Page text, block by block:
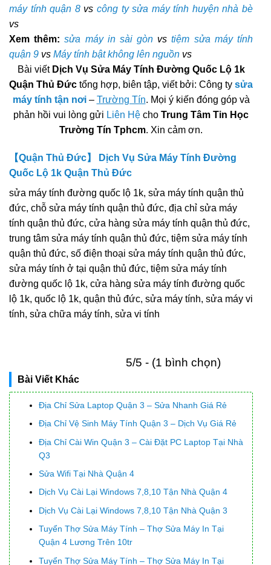
máy tính quận 8vs công ty sửa máy tính huyện nhà bè
vs
Xem thêm: sửa máy in sài gòn vstiệm sửa máy tính
quận 9 vs Máy tính bật không lên nguồn vs
Bài viết Dịch Vụ Sửa Máy Tính Đường Quốc Lộ 1k
Quận Thủ Đức tổng hợp, biên tập, viết bởi: Công ty sửa
máy tính tận nơi– Trường Tín. Mọi ý kiến đóng góp và
phản hồi vui lòng gửi Liên Hệ cho Trung Tâm Tin Học
Trường Tín Tphcm. Xin cảm ơn.
【Quận Thủ Đức】 Dịch Vụ Sửa Máy Tính Đường
Quốc Lộ 1k Quận Thủ Đức
sửa máy tính đường quốc lộ 1k, sửa máy tính quận thủ
đức, chỗ sửa máy tính quận thủ đức, địa chỉ sửa máy
tính quận thủ đức, cửa hàng sửa máy tính quận thủ đức,
trung tâm sửa máy tính quận thủ đức, tiệm sửa máy tính
quận thủ đức, số điện thoại sửa máy tính quận thủ đức,
sửa máy tính ở tại quận thủ đức, tiệm sửa máy tính
đường quốc lộ 1k, cửa hàng sửa máy tính đường quốc
lộ 1k, quốc lộ 1k, quận thủ đức, sửa máy tính, sửa máy vi
tính, sửa chữa máy tính, sửa vi tính
5/5 - (1 bình chọn)
Bài Viết Khác
Địa Chỉ Sửa Laptop Quận 3 – Sửa Nhanh Giá Rẻ
Địa Chỉ Vệ Sinh Máy Tính Quận 3 – Dịch Vụ Giá Rẻ
Địa Chỉ Cài Win Quận 3 – Cài Đặt PC Laptop Tại Nhà
Q3
Sửa Wifi Tại Nhà Quận 4
Dịch Vụ Cài Lại Windows 7,8,10 Tận Nhà Quận 4
Dịch Vụ Cài Lại Windows 7,8,10 Tận Nhà Quận 3
Tuyển Thợ Sửa Máy Tính – Thợ Sửa Máy In Tại
Quận 4 Lương Trên 10tr
Tuyển Thợ Sửa Máy Tính – Thợ Sửa Máy In Tại